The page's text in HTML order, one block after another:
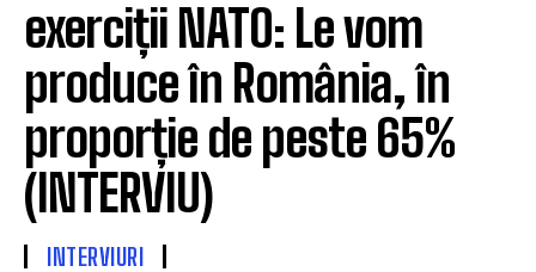
exerciții NATO: Le vom
produce în România, în
proporție de peste 65%
(INTERVIU)
INTERVIURI